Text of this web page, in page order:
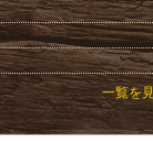
一覧を